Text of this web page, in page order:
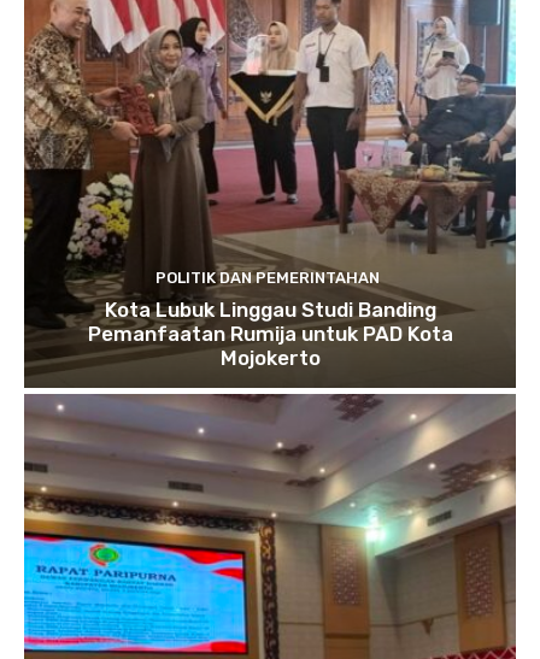
POLITIK DAN PEMERINTAHAN
Kota Lubuk Linggau Studi Banding
Pemanfaatan Rumija untuk PAD Kota
Mojokerto